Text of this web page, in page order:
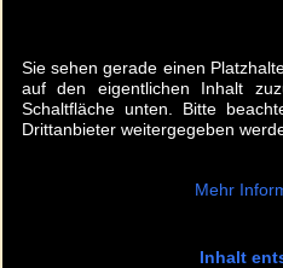
Sie sehen gerade einen
auf den eigentlichen Inhalt
Schaltfläche unten. Bitte
Drittanbieter weitergegeben
Mehr
Inhalt